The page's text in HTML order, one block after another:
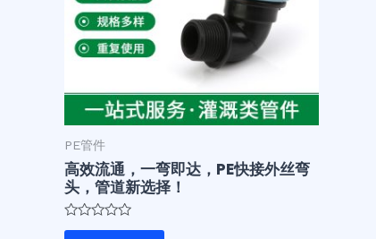
PE管件
高效流通，一弯即达，PE快接外丝弯
头，管道新选择！
评